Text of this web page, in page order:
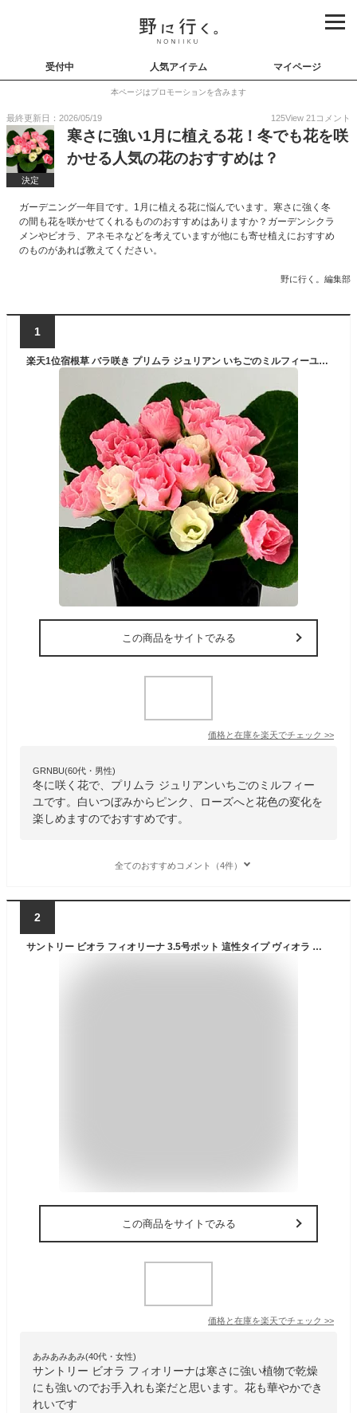
受付中 人気アイテム マイページ
本ページはプロモーションを含みます
最終更新日：2026/05/19 125View 21 コメント
決定
寒さに強い1月に植える花！冬でも花を咲
かせる人気の花のおすすめは？
ガーデニング一年目です。1月に植える花に悩んでいます。寒さに強く冬
の間も花を咲かせてくれるもののおすすめはありますか？ガーデンシクラ
メンやビオラ、アネモネなどを考えていますが他にも寄せ植えにおすすめ
のものがあれば教えてください。
野に行く。編集部
1
楽天1位宿根草 バラ咲き プリムラ ジュリアン いちごのミルフィーユ 1株 花苗 冬咲き 苗 鉢植え 庭植え ガーデニング 寄せ植え等に
この商品をサイトでみる
価格と在庫を楽天でチェック >>
GRNBU(60代・男性)
冬に咲く花で、プリムラ ジュリアンいちごのミルフィー
ユです。白いつぼみからピンク、ローズへと花色の変化を
楽しめますのでおすすめです。
全てのおすすめコメント（4件）
2
サントリー ビオラ フィオリーナ 3.5号ポット 這性タイプ ヴィオラ 花苗[秋苗予約] プレミアム ビオラ
この商品をサイトでみる
価格と在庫を楽天でチェック >>
あみあみあみ(40代・女性)
サントリー ビオラ フィオリーナは寒さに強い植物で乾燥
にも強いのでお手入れも楽だと思います。花も華やかでき
れいです